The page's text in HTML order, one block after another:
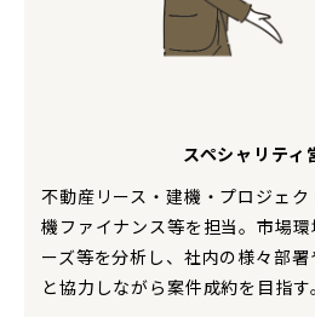
スペシャリティ
不動産リース・建機・プロジェ
機ファイナンス等を担当。市場
ーズ等を分析し、社内の様々部
と協力しながら案件成約を目指